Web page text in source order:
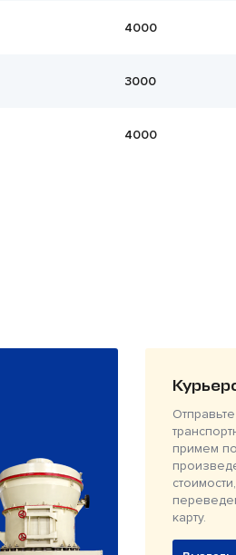
4000
3000
4000
примем
карту.